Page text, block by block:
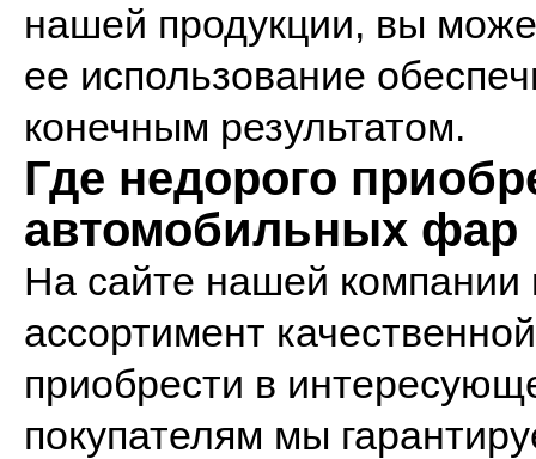
нашей продукции, вы
ее использование
конечным результатом.
Где недорого
автомобильных фар
На сайте нашей компании
ассортимент
приобрести в
покупателям мы